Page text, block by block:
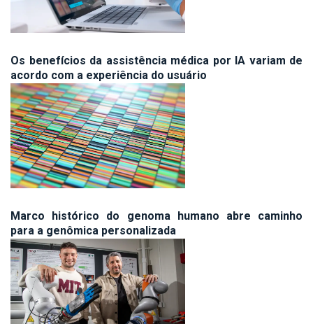
Os benefícios da assistência médica por IA variam de
acordo com a experiência do usuário
Marco histórico do genoma humano abre caminho
para a genômica personalizada